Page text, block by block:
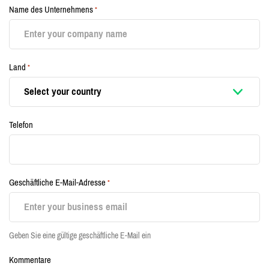
Name des Unternehmens*
Land*
Telefon
Geschäftliche E-Mail-Adresse*
Geben Sie eine gültige geschäftliche E-Mail ein
Kommentare